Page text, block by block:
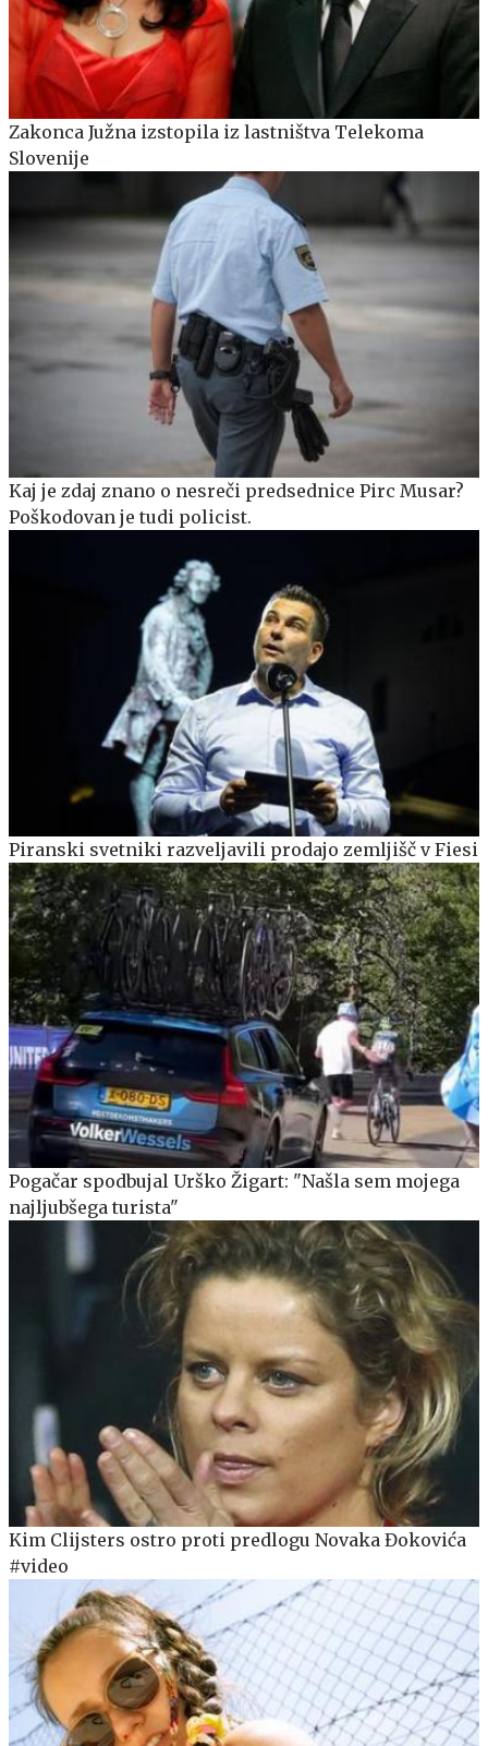
Zakonca Južna izstopila iz lastništva Telekoma
Slovenije
Kaj je zdaj znano o nesreči predsednice Pirc Musar?
Poškodovan je tudi policist.
Piranski svetniki razveljavili prodajo zemljišč v Fiesi
Pogačar spodbujal Urško Žigart: "Našla sem mojega
najljubšega turista"
Kim Clijsters ostro proti predlogu Novaka Đokovića
#video